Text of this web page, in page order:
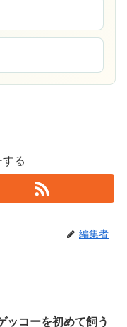
る
編集者
ッコーを初めて飼う